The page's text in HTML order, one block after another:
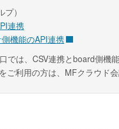
）
連携
機能のAPI連携
では、CSV連携とboard側機
ご利用の方は、MFクラウド